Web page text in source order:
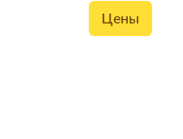
Цены